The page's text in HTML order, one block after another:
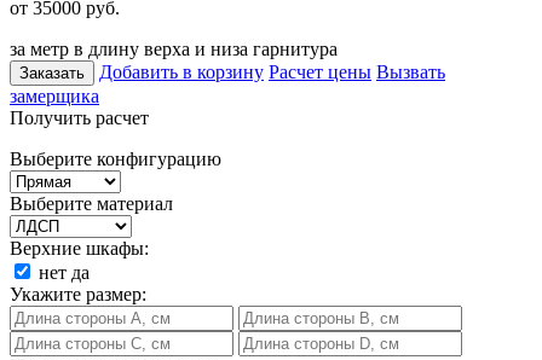
от 35000 руб.
за метр в длину верха и низа гарнитура
Заказать Добавить в корзину Расчет цены Вызвать
замерщика
Получить расчет
Выберите конфигурацию
Выберите материал
Верхние шкафы:
нет да
Укажите размер: